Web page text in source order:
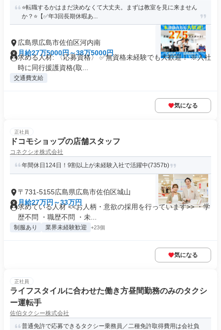
⭐️転職するかはまだ決めなくて大丈夫。まずは教室を見に来ません
か？⭐️【✅年3回長期休暇あ...
広島県広島市佐伯区河内南
月給27万5000円～38万5000円
求める人材: 〈応募資格〉 ✅️無資格未経験でも大歓迎！ ※入社
時に同行援護資格(取...
交通費支給
気になる
正社員
ドコモショップの店舗スタッフ
コネクシオ株式会社
年間休日124日！9割以上が未経験入社で活躍中(7357b)
〒731-5155広島県広島市佐伯区城山
月給27万円～33万円
求めている人材 <<お人柄・意欲の採用を行っています>> ・学
歴不問 ・職歴不問 ・未...
制服あり 業界未経験歓迎 +23個
気になる
正社員
ライフスタイルに合わせた働き方昼間勤務のみのタクシ
ー運転手
佐伯タクシー株式会社
普通免許で応募できるタクシー乗務員／二種免許取得費用は会社負